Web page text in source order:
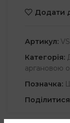
Додати
Артикул:
Категорія:
аргановою
Позначка: